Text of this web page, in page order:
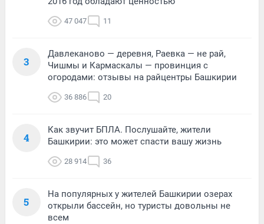
47 047 11
3
Давлеканово — деревня, Раевка — не рай,
Чишмы и Кармаскалы — провинция с
огородами: отзывы на райцентры Башкирии
36 886 20
4
Как звучит БПЛА. Послушайте, жители
Башкирии: это может спасти вашу жизнь
28 914 36
5
На популярных у жителей Башкирии озерах
открыли бассейн, но туристы довольны не
всем